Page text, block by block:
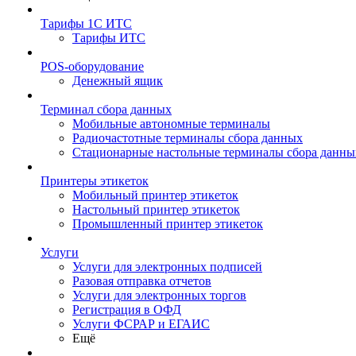
Тарифы 1С ИТС
Тарифы ИТС
POS-оборудование
Денежный ящик
Терминал сбора данных
Мобильные автономные терминалы
Радиочастотные терминалы сбора данных
Стационарные настольные терминалы сбора
Принтеры этикеток
Мобильный принтер этикеток
Настольный принтер этикеток
Промышленный принтер этикеток
Услуги
Услуги для электронных подписей
Разовая отправка отчетов
Услуги для электронных торгов
Регистрация в ОФД
Услуги ФСРАР и ЕГАИС
Ещё